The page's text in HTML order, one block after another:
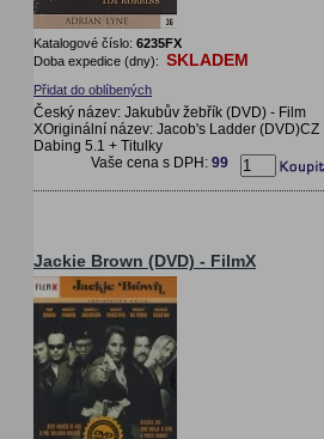
Katalogové číslo: 6235FX
Doba expedice (dny): SKLADEM
Přidat do oblíbených
Český název: Jakubův žebřík (DVD) - Film
XOriginální název: Jacob's Ladder (DVD)CZ
Dabing 5.1 + Titulky
Vaše cena s DPH: 99
Jackie Brown (DVD) - FilmX